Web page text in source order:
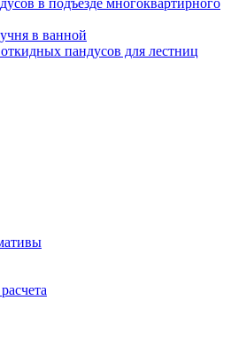
в подъезде многоквартирного
в ванной
пандусов для лестниц